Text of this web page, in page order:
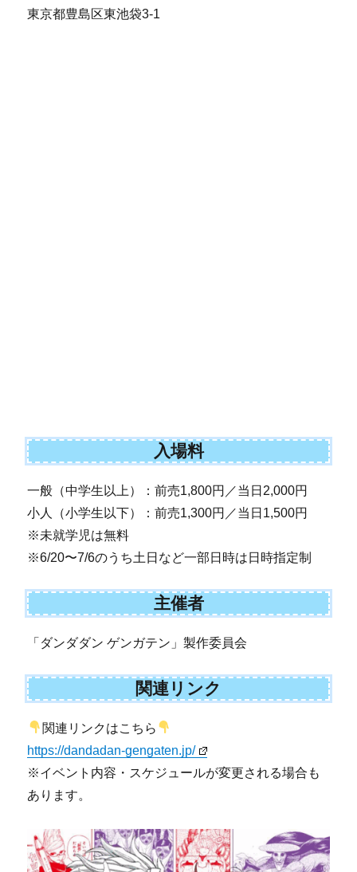
東京都豊島区東池袋3-1
入場料
一般（中学生以上）：前売1,800円／当日2,000円
小人（小学生以下）：前売1,300円／当日1,500円
※未就学児は無料
※6/20〜7/6のうち土日など一部日時は日時指定制
主催者
「ダンダダン ゲンガテン」製作委員会
関連リンク
関連リンクはこちら
https://dandadan-gengaten.jp/
※イベント内容・スケジュールが変更される場合も
あります。